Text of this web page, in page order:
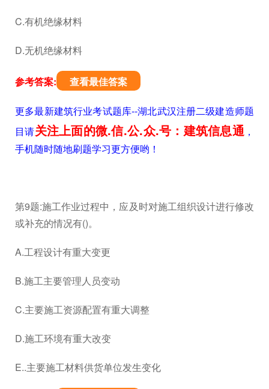
C.有机绝缘材料
D.无机绝缘材料
参考答案: 查看最佳答案
更多最新建筑行业考试题库--湖北武汉注册二级建造师题
目请关注上面的微.信.公.众.号：建筑信息通，
手机随时随地刷题学习更方便哟！
第9题:施工作业过程中，应及时对施工组织设计进行修改
或补充的情况有()。
A.工程设计有重大变更
B.施工主要管理人员变动
C.主要施工资源配置有重大调整
D.施工环境有重大改变
E..主要施工材料供货单位发生变化